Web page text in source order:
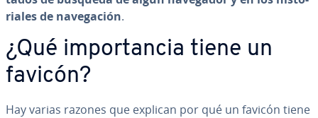
ria­les de na­ve­ga­ción.
¿Qué im­po­r­ta­n­cia tiene un
favicón?
Hay varias razones que explican por qué un favicón tiene